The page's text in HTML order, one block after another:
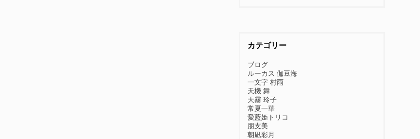
カテゴリー
ブログ
ルーカス 伽豆海
一文字 村雨
天機 舞
天霧 玲子
常夏一華
愛藍姫トリコ
朋支美
朝凪彩月